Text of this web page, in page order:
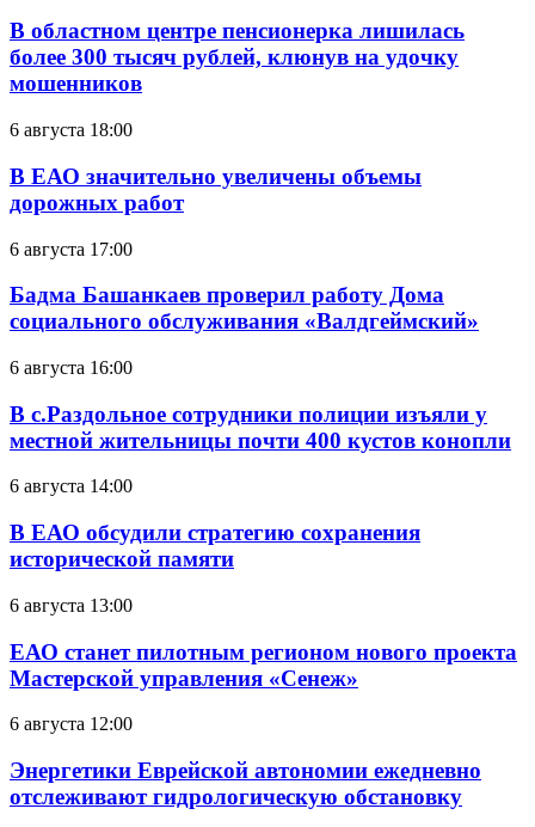
В областном центре пенсионерка лишилась
более 300 тысяч рублей, клюнув на удочку
мошенников
6 августа 18:00
В ЕАО значительно увеличены объемы
дорожных работ
6 августа 17:00
Бадма Башанкаев проверил работу Дома
социального обслуживания «Валдгеймский»
6 августа 16:00
В с.Раздольное сотрудники полиции изъяли у
местной жительницы почти 400 кустов конопли
6 августа 14:00
В ЕАО обсудили стратегию сохранения
исторической памяти
6 августа 13:00
ЕАО станет пилотным регионом нового проекта
Мастерской управления «Сенеж»
6 августа 12:00
Энергетики Еврейской автономии ежедневно
отслеживают гидрологическую обстановку